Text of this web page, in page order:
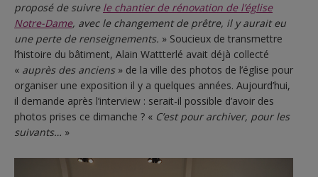
proposé de suivre le chantier de rénovation de l’église
Notre-Dame, avec le changement de prêtre, il y aurait eu
une perte de renseignements. » Soucieux de transmettre
l’histoire du bâtiment, Alain Wattterlé avait déjà collecté
« auprès des anciens» de la ville des photos de l’église pour
organiser une exposition il y a quelques années. Aujourd’hui,
il demande après l’interview : serait-il possible d’avoir des
photos prises ce dimanche ? « C’est pour archiver, pour les
suivants… »